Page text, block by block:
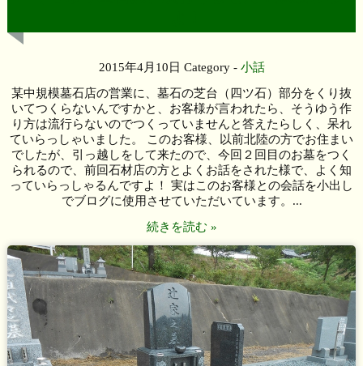
2015年4月10日 Category - 小話
某中規模墓石店の営業に、墓石の芝台（四ツ石）部分をくり抜
いてつくらないんですかと、お客様が言われたら、そうゆう作
り方は流行らないのでつくっていませんと答えたらしく、呆れ
ていらっしゃいました。 このお客様、以前北陸の方でお住まい
でしたが、引っ越しをして来たので、今回２回目のお墓をつく
られるので、前回石材店の方とよくお話をされた様で、よく知
っていらっしゃるんですよ！ 実はこのお客様との会話を小出し
でブログに使用させていただいています。...
続きを読む »